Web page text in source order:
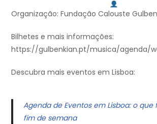
Organização: Fundação Calouste
Bilhetes e mais informações:
https://gulbenkian.pt/musica/agenda/
Descubra mais eventos em Lisboa:
Agenda de Eventos em Lisboa: o que
fim de semana